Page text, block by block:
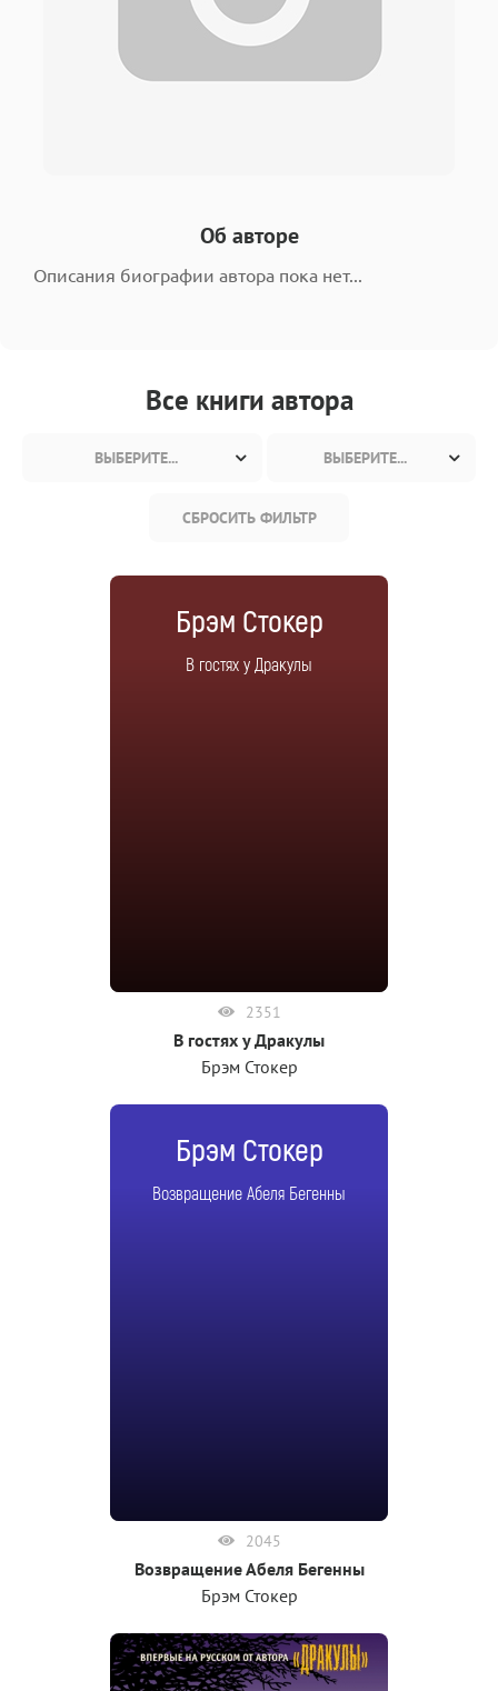
Об авторе
Описания биографии автора пока нет...
Все книги автора
ВЫБЕРИТЕ... ВЫБЕРИТЕ...
СБРОСИТЬ ФИЛЬТР
Брэм Стокер
В гостях у Дракулы
2351
В гостях у Дракулы
Брэм Стокер
Брэм Стокер
Возвращение Абеля Бегенны
2045
Возвращение Абеля Бегенны
Брэм Стокер